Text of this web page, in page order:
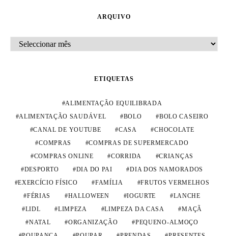
ARQUIVO
ARQUIVO
ETIQUETAS
ALIMENTAÇÃO EQUILIBRADA
ALIMENTAÇÃO SAUDÁVEL
BOLO
BOLO CASEIRO
CANAL DE YOUTUBE
CASA
CHOCOLATE
COMPRAS
COMPRAS DE SUPERMERCADO
COMPRAS ONLINE
CORRIDA
CRIANÇAS
DESPORTO
DIA DO PAI
DIA DOS NAMORADOS
EXERCÍCIO FÍSICO
FAMÍLIA
FRUTOS VERMELHOS
FÉRIAS
HALLOWEEN IOGURTE
LANCHE
LIDL
LIMPEZA LIMPEZA DA CASA
MAÇÃ
NATAL
ORGANIZAÇÃO
PEQUENO-ALMOÇO